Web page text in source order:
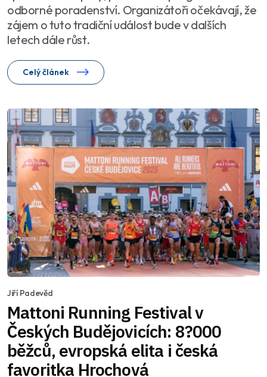
odborné poradenství. Organizátoři očekávají, že
zájem o tuto tradiční událost bude v dalších
letech dále růst.
Celý článek
Jiří Padevěd
Mattoni Running Festival v
Českých Budějovicích: 8?000
běžců, evropská elita i česká
favoritka Hrochová